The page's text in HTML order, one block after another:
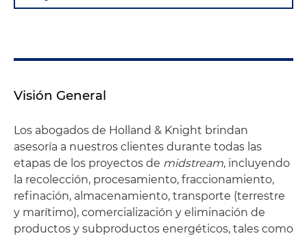
Visión General
Los abogados de Holland & Knight brindan
asesoría a nuestros clientes durante todas las
etapas de los proyectos de midstream, incluyendo
la recolección, procesamiento, fraccionamiento,
refinación, almacenamiento, transporte (terrestre
y marítimo), comercialización y eliminación de
productos y subproductos energéticos, tales como